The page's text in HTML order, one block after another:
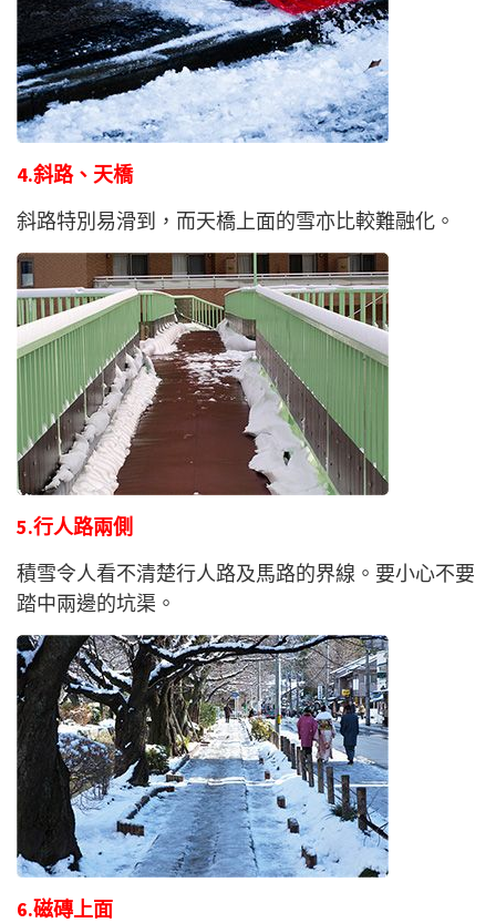
4.斜路、天橋
斜路特別易滑到，而天橋上面的雪亦比較難融化。
5.行人路兩側
積雪令人看不清楚行人路及馬路的界線。要小心不要
踏中兩邊的坑渠。
6.磁磚上面